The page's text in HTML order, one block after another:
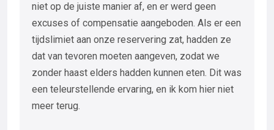
niet op de juiste manier af, en er werd geen
excuses of compensatie aangeboden. Als er een
tijdslimiet aan onze reservering zat, hadden ze
dat van tevoren moeten aangeven, zodat we
zonder haast elders hadden kunnen eten. Dit was
een teleurstellende ervaring, en ik kom hier niet
meer terug.